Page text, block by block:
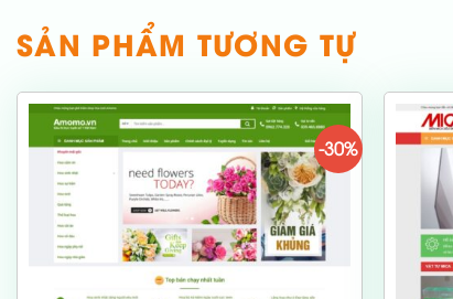
SẢN PHẨM TƯƠNG TỰ
-30%